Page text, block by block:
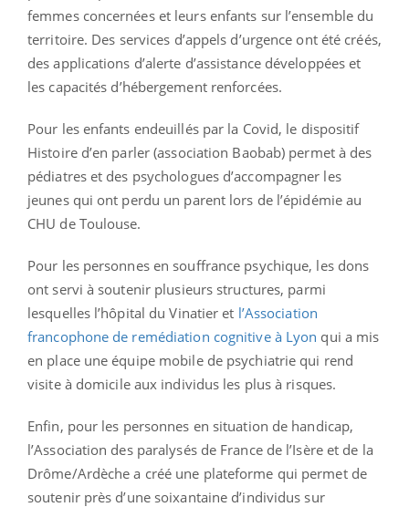
femmes concernées et leurs enfants sur l’ensemble du
territoire. Des services d’appels d’urgence ont été créés,
des applications d’alerte d’assistance développées et
les capacités d’hébergement renforcées.
Pour les enfants endeuillés par la Covid, le dispositif
Histoire d’en parler (association Baobab) permet à des
pédiatres et des psychologues d’accompagner les
jeunes qui ont perdu un parent lors de l’épidémie au
CHU de Toulouse.
Pour les personnes en souffrance psychique, les dons
ont servi à soutenir plusieurs structures, parmi
lesquelles l’hôpital du Vinatier et l’Association
francophone de remédiation cognitive à Lyon qui a mis
en place une équipe mobile de psychiatrie qui rend
visite à domicile aux individus les plus à risques.
Enfin, pour les personnes en situation de handicap,
l’Association des paralysés de France de l’Isère et de la
Drôme/Ardèche a créé une plateforme qui permet de
soutenir près d’une soixantaine d’individus sur